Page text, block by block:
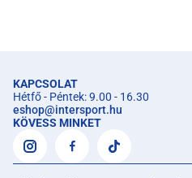
KAPCSOLAT
Hétfő - Péntek: 9.00 - 16.30
eshop@intersport.hu
KÖVESS MINKET